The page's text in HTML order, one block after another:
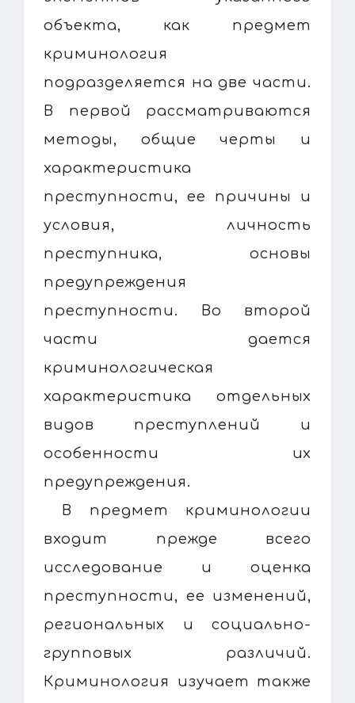
объекта, как предмет
криминология
подразделяется на две части.
В первой рассматриваются
методы, общие черты и
характеристика
преступности, ее причины и
условия, личность
преступника, основы
предупреждения
преступности. Во второй
части дается
криминологическая
характеристика отдельных
видов преступлений и
особенности их
предупреждения.
В предмет криминологии
входит прежде всего
исследование и оценка
преступности, ее изменений,
региональных и социально-
групповых различий.
Криминология изучает также